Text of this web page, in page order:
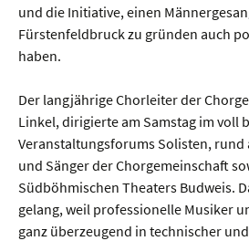
und die Initiative, einen
Fürstenfeldbruck zu gründen auch
haben.
Der langjährige Chorleiter der
Linkel, dirigierte am Samstag im voll
Veranstaltungsforums Solisten, rund
und Sänger der Chorgemeinschaft
Südböhmischen Theaters Budweis.
gelang, weil professionelle Musiker
ganz überzeugend in technischer